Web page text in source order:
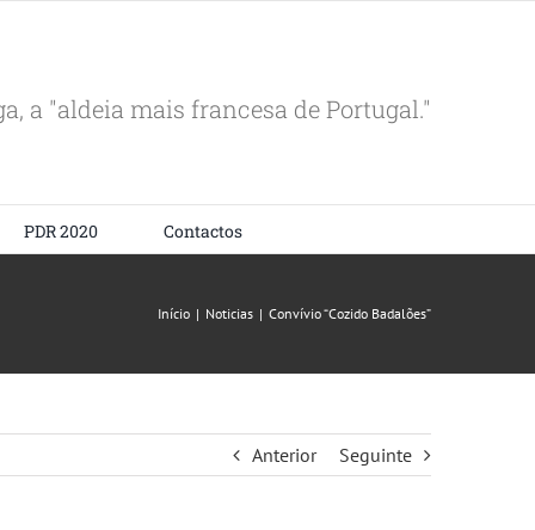
a "aldeia mais francesa de Portugal."
PDR 2020 Contactos
Início | Noticias | Convívio “Cozido Badalões”
Anterior Seguinte